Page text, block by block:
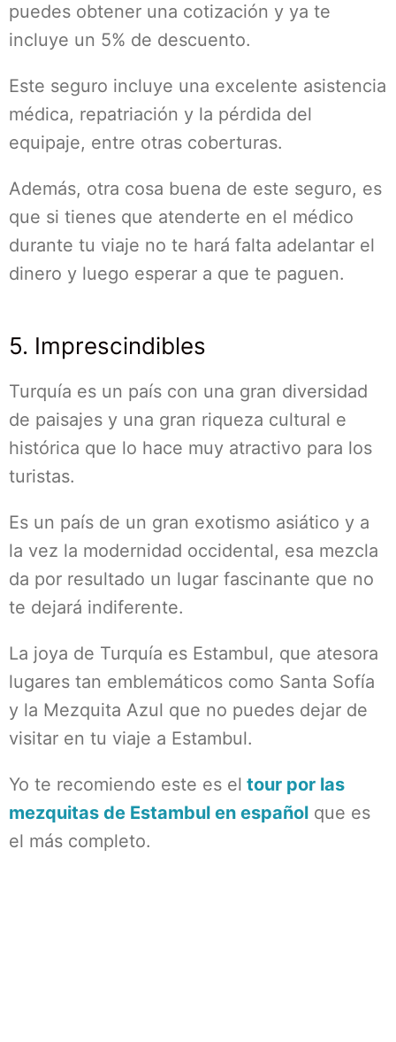
puedes obtener una cotización y ya te
incluye un 5% de descuento.
Este seguro incluye una excelente asistencia
médica, repatriación y la pérdida del
equipaje, entre otras coberturas.
Además, otra cosa buena de este seguro, es
que si tienes que atenderte en el médico
durante tu viaje no te hará falta adelantar el
dinero y luego esperar a que te paguen.
5. Imprescindibles
Turquía es un país con una gran diversidad
de paisajes y una gran riqueza cultural e
histórica que lo hace muy atractivo para los
turistas.
Es un país de un gran exotismo asiático y a
la vez la modernidad occidental, esa mezcla
da por resultado un lugar fascinante que no
te dejará indiferente.
La joya de Turquía es Estambul, que atesora
lugares tan emblemáticos como Santa Sofía
y la Mezquita Azul que no puedes dejar de
visitar en tu viaje a Estambul.
Yo te recomiendo este es el tour por las
mezquitas de Estambul en español que es
el más completo.